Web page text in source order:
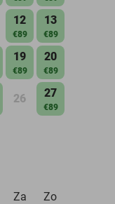
12
€89
13
€89
19
€89
20
€89
26 27
€89
Za Zo